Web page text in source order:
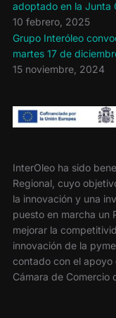
adoptado en la Junta
10 febrero, 2025
Grupo Interóleo
martes 17 de
15 noviembre, 2024
InterOleo ha sido
Regional, cuyo
la innovación y una
puesto en marcha un
mejorar la
innovación de la
contado con el apoyo
Cámara de Comercio